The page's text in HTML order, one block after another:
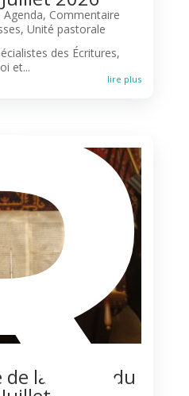
Agenda, Commentaire
, Unité pastorale
des Écritures,
et...
lire plus
la Messe du